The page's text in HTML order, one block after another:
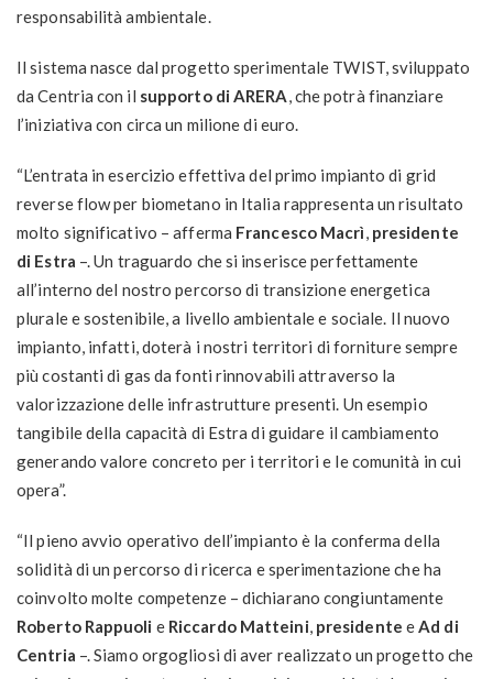
responsabilità ambientale.
Il sistema nasce dal progetto sperimentale TWIST, sviluppato
da Centria con il supporto di ARERA, che potrà finanziare
l’iniziativa con circa un milione di euro.
“L’entrata in esercizio effettiva del primo impianto di grid
reverse flow per biometano in Italia rappresenta un risultato
molto significativo – afferma Francesco Macrì, presidente
di Estra –. Un traguardo che si inserisce perfettamente
all’interno del nostro percorso di transizione energetica
plurale e sostenibile, a livello ambientale e sociale. Il nuovo
impianto, infatti, doterà i nostri territori di forniture sempre
più costanti di gas da fonti rinnovabili attraverso la
valorizzazione delle infrastrutture presenti. Un esempio
tangibile della capacità di Estra di guidare il cambiamento
generando valore concreto per i territori e le comunità in cui
opera”.
“Il pieno avvio operativo dell’impianto è la conferma della
solidità di un percorso di ricerca e sperimentazione che ha
coinvolto molte competenze – dichiarano congiuntamente
Roberto Rappuoli e Riccardo Matteini, presidente eAd di
Centria –. Siamo orgogliosi di aver realizzato un progetto che